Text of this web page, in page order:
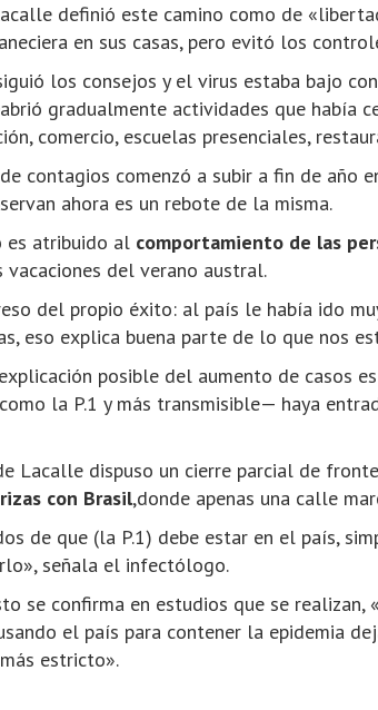
definió este camino como de
en sus casas, pero evitó los
los consejos y el virus estaba bajo
gradualmente actividades que había
comercio, escuelas presenciales,
contagios comenzó a subir a fin de año
ahora es un rebote de la misma.
es atribuido al comportamiento de las
vacaciones del verano austral.
del propio éxito: al país le había ido
eso explica buena parte de lo que nos
posible del aumento de casos
la P.1 y más transmisible— haya
Lacalle dispuso un cierre parcial de
con Brasil,donde apenas una calle
de que (la P.1) debe estar en el país,
señala el infectólogo.
se confirma en estudios que se realizan,
el país para contener la epidemia
estricto».